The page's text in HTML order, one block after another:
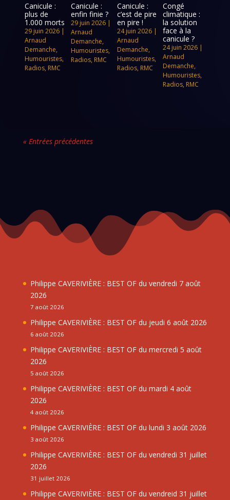
Canicule :
plus de
1.000 morts
29 juin 2026 |
Arnaud
Demanche,
Humouristes,
Radios, RMC
Canicule :
enfin finie ?
29 juin 2026|
Arnaud
Demanche,
Humouristes,
Radios, RMC
Canicule :
c’est de pire
en pire !
24 juin 2026|
Arnaud
Demanche,
Humouristes,
Radios, RMC
Congé
climatique :
la solution
face à la
canicule ?
24 juin 2026 |
Arnaud
Demanche,
Humouristes,
Radios, RMC
« Entrées précédentes
Philippe CAVERIVIÈRE : BEST OF du vendredi 7 août
2026
7 août 2026
Philippe CAVERIVIÈRE : BEST OF du jeudi 6 août 2026
6 août 2026
Philippe CAVERIVIÈRE : BEST OF du mercredi 5 août
2026
5 août 2026
Philippe CAVERIVIÈRE : BEST OF du mardi 4 août
2026
4 août 2026
Philippe CAVERIVIÈRE : BEST OF du lundi 3 août 2026
3 août 2026
Philippe CAVERIVIÈRE : BEST OF du vendredi 31 juillet
2026
31 juillet 2026
Philippe CAVERIVIÈRE : BEST OF du vendreid 31 juillet